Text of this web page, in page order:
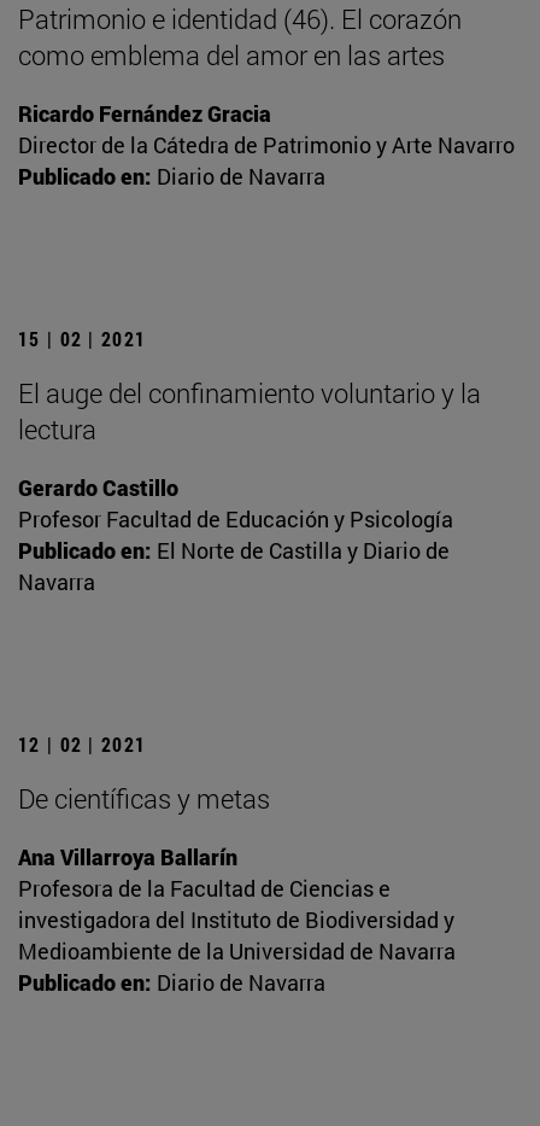
Patrimonio e identidad (46). El corazón
como emblema del amor en las artes
Ricardo Fernández Gracia
Director de la Cátedra de Patrimonio y Arte Navarro
Publicado en: Diario de Navarra
15 | 02 | 2021
El auge del confinamiento voluntario y la
lectura
Gerardo Castillo
Profesor Facultad de Educación y Psicología
Publicado en: El Norte de Castilla y Diario de
Navarra
12 | 02 | 2021
De científicas y metas
Ana Villarroya Ballarín
Profesora de la Facultad de Ciencias e
investigadora del Instituto de Biodiversidad y
Medioambiente de la Universidad de Navarra
Publicado en: Diario de Navarra